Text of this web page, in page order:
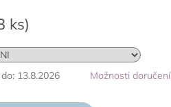
ks)
13.8.2026 Možnosti doručení